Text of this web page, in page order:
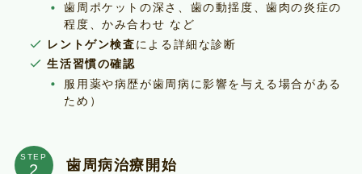
歯周ポケットの深さ、歯の動揺度、歯肉の炎症の
程度、かみ合わせ など
レントゲン検査による詳細な診断
生活習慣の確認
服用薬や病歴が歯周病に影響を与える場合がある
ため）
STEP
歯周病治療開始